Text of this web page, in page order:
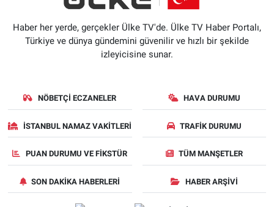
Haber her yerde, gerçekler Ülke TV'de. Ülke TV Haber Portalı,
Türkiye ve dünya gündemini güvenilir ve hızlı bir şekilde
izleyicisine sunar.
NÖBETÇI ECZANELER HAVA DURUMU
İSTANBUL NAMAZ VAKITLERI TRAFIK DURUMU
PUAN DURUMU VE FIKSTÜR TÜM MANŞETLER
SON DAKIKA HABERLERI HABER ARŞIVI